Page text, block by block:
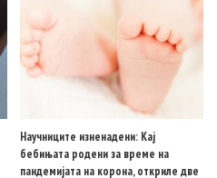
Научниците изненадени: Кај
бебињата родени за време на
пандемијата на корона, откриле две